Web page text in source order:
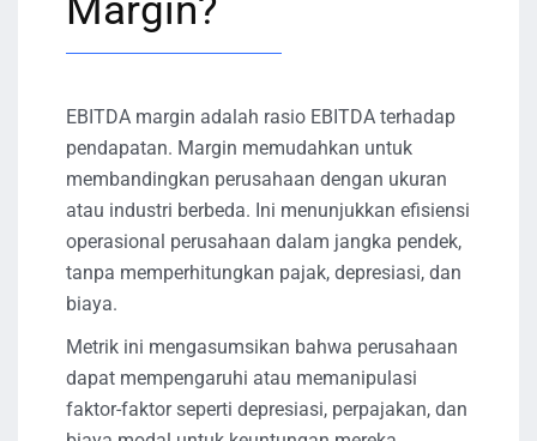
Margin?
EBITDA margin adalah rasio EBITDA terhadap
pendapatan. Margin memudahkan untuk
membandingkan perusahaan dengan ukuran
atau industri berbeda. Ini menunjukkan efisiensi
operasional perusahaan dalam jangka pendek,
tanpa memperhitungkan pajak, depresiasi, dan
biaya.
Metrik ini mengasumsikan bahwa perusahaan
dapat mempengaruhi atau memanipulasi
faktor-faktor seperti depresiasi, perpajakan, dan